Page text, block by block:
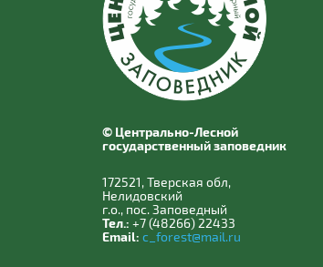
© Центрально-Лесной
государственный заповедник
172521, Тверская обл,
Нелидовский
г.о., пос. Заповедный
Тел.: +7 (48266) 22433
Email: c_forest@mail.ru